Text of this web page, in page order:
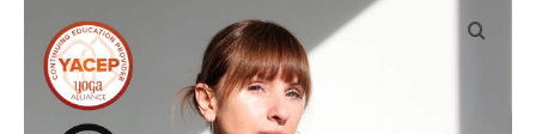
kursy
ubrania olalayoga